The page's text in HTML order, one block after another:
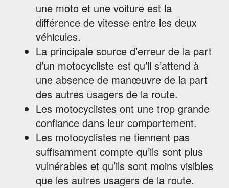
une moto et une voiture est la
différence de vitesse entre les deux
véhicules.
La principale source d’erreur de la part
d’un motocycliste est qu’il s’attend à
une absence de manœuvre de la part
des autres usagers de la route.
Les motocyclistes ont une trop grande
confiance dans leur comportement.
Les motocyclistes ne tiennent pas
suffisamment compte qu’ils sont plus
vulnérables et qu’ils sont moins visibles
que les autres usagers de la route.